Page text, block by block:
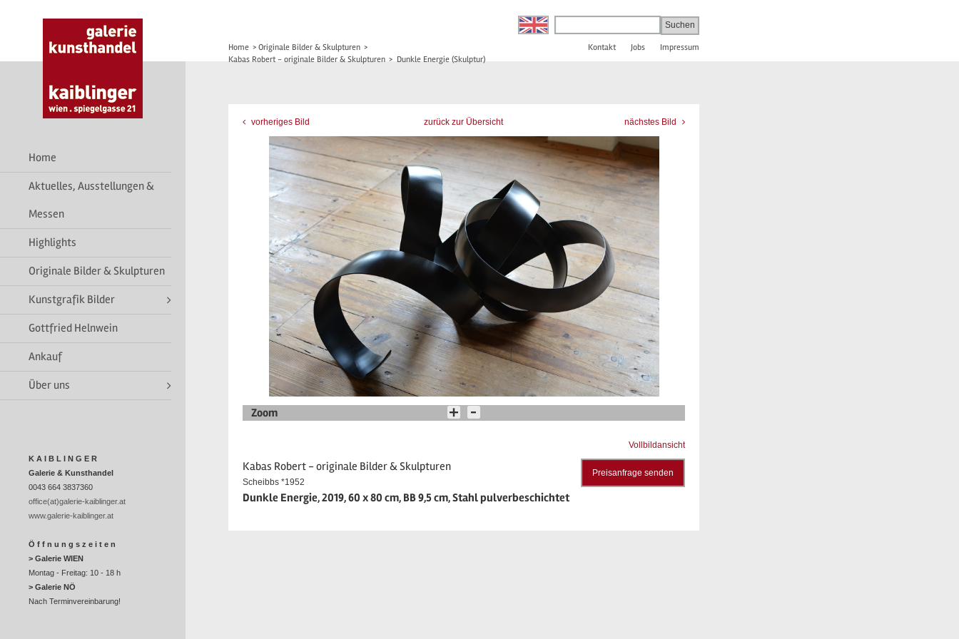
Home
Aktuelles, Ausstellungen &
Messen
Highlights
Originale Bilder & Skulpturen
Kunstgrafik Bilder
Gottfried Helnwein
Ankauf
Über uns
K A I B L I N G E R
Galerie & Kunsthandel
0043 664 3837360
office(at)galerie-kaiblinger.at
www.galerie-kaiblinger.at
Ö f f n u n g s z e i t e n
> Galerie WIEN
Montag - Freitag: 10 - 18 h
> Galerie NÖ
Nach Terminvereinbarung!
Home > Originale Bilder & Skulpturen >
Kabas Robert - originale Bilder & Skulpturen > Dunkle Energie (Skulptur)
Kontakt Jobs Impressum
vorheriges Bild zurück zur Übersicht nächstes Bild
Zoom
Vollbildansicht
Preisanfrage senden
Kabas Robert - originale Bilder & Skulpturen
Scheibbs *1952
Dunkle Energie, 2019, 60 x 80 cm, BB 9,5 cm, Stahl pulverbeschichtet